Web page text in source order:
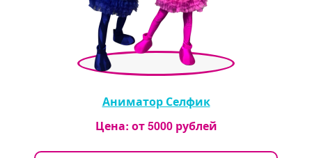
Аниматор Селфик
Цена: от5000рублей